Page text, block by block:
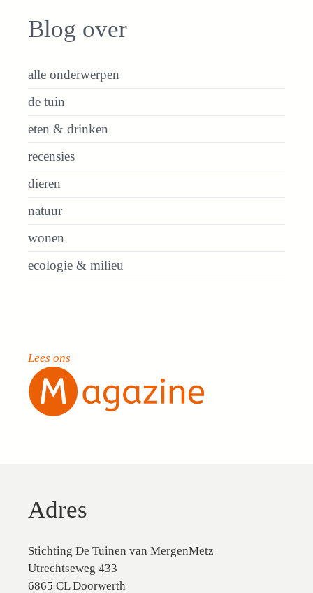
Blog over
alle onderwerpen
de tuin
eten & drinken
recensies
dieren
natuur
wonen
ecologie & milieu
Lees ons
Adres
Stichting De Tuinen van MergenMetz
Utrechtseweg 433
6865 CL Doorwerth